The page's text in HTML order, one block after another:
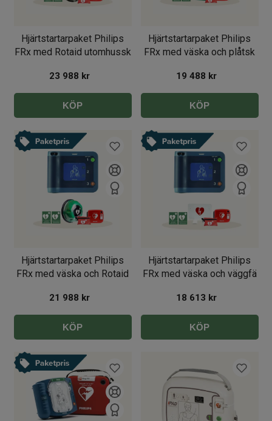
Hjärtstartarpaket Philips
FRx med Rotaid utomhussk
23 988 kr
KÖP
Hjärtstartarpaket Philips
FRx med väska och plåtsk
19 488 kr
KÖP
Hjärtstartarpaket Philips
FRx med väska och Rotaid
21 988 kr
KÖP
Hjärtstartarpaket Philips
FRx med väska och väggfä
18 613 kr
KÖP